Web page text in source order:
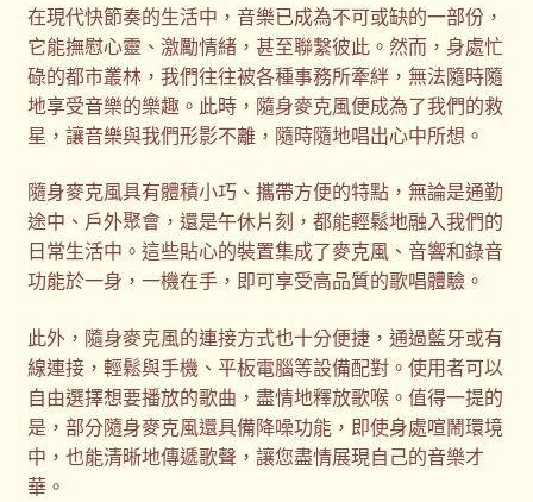
在現代快節奏的生活中，音樂已成為不可或缺的一部份，
它能撫慰心靈、激勵情緒，甚至聯繫彼此。然而，身處忙
碌的都市叢林，我們往往被各種事務所牽絆，無法隨時隨
地享受音樂的樂趣。此時，隨身麥克風便成為了我們的救
星，讓音樂與我們形影不離，隨時隨地唱出心中所想。
隨身麥克風具有體積小巧、攜帶方便的特點，無論是通勤
途中、戶外聚會，還是午休片刻，都能輕鬆地融入我們的
日常生活中。這些貼心的裝置集成了麥克風、音響和錄音
功能於一身，一機在手，即可享受高品質的歌唱體驗。
此外，隨身麥克風的連接方式也十分便捷，通過藍牙或有
線連接，輕鬆與手機、平板電腦等設備配對。使用者可以
自由選擇想要播放的歌曲，盡情地釋放歌喉。值得一提的
是，部分隨身麥克風還具備降噪功能，即使身處喧鬧環境
中，也能清晰地傳遞歌聲，讓您盡情展現自己的音樂才
華。